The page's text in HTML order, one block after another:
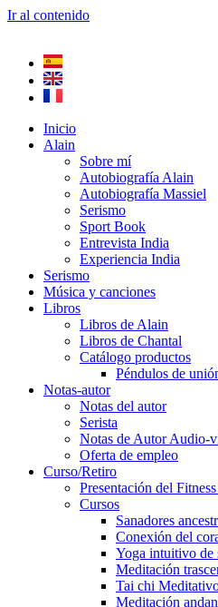
Ir al contenido
Inicio
Alain
Sobre mí
Autobiografía Alain
Autobiografía Massiel
Serismo
Sport Book
Entrevista India
Experiencia India
Serismo
Música y canciones
Libros
Libros de Alain
Libros de Chantal
Catálogo productos
Péndulos de
Notas-autor
Notas del autor
Serista
Notas de Autor Audio-
Oferta de empleo
Curso/Retiro
Presentación del
Cursos
Sanadores
Conexión del
Yoga intuitivo de
Meditación
Tai chi
Meditación